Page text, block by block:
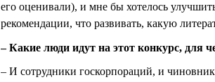
его оценивали), и мне бы хотелось
рекомендации, что развивать, какую
– Какие люди идут на этот конкурс, для
– И сотрудники госкорпораций, и